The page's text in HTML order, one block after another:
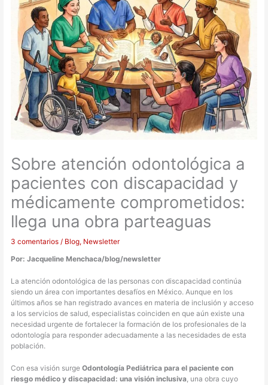
Sobre atención odontológica a
pacientes con discapacidad y
médicamente comprometidos:
llega una obra parteaguas
3 comentarios / Blog, Newsletter
Por: Jacqueline Menchaca/blog/newsletter
La atención odontológica de las personas con discapacidad continúa
siendo un área con importantes desafíos en México. Aunque en los
últimos años se han registrado avances en materia de inclusión y acceso
a los servicios de salud, especialistas coinciden en que aún existe una
necesidad urgente de fortalecer la formación de los profesionales de la
odontología para responder adecuadamente a las necesidades de esta
población.
Con esa visión surgeOdontología Pediátrica para el paciente con
riesgo médico y discapacidad: una visión inclusiva, una obra cuyo